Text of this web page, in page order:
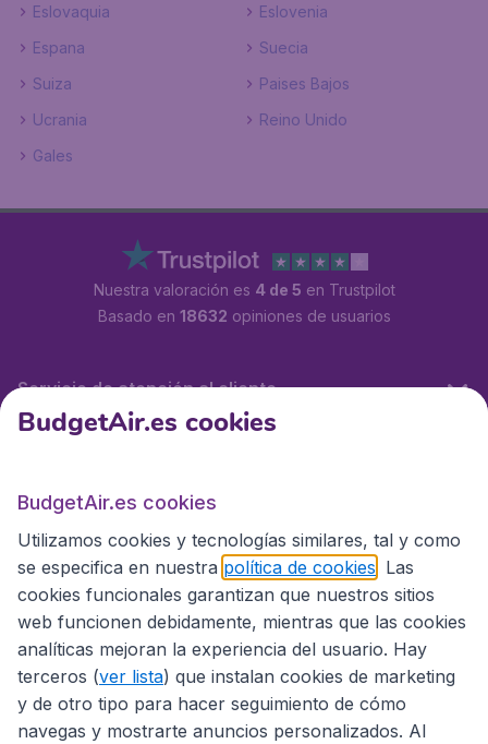
Eslovaquia
Eslovenia
Espana
Suecia
Suiza
Paises Bajos
Ucrania
Reino Unido
Gales
Nuestra valoración es 4 de 5 en Trustpilot
Basado en 18632 opiniones de usuarios
Servicio de atención al cliente
Sitios internacionales
BudgetAir.es cookies
BudgetAir.es cookies
Utilizamos cookies y tecnologías similares, tal y como
se especifica en nuestra política de cookies . Las
cookies funcionales garantizan que nuestros sitios
web funcionen debidamente, mientras que las cookies
analíticas mejoran la experiencia del usuario. Hay
terceros (ver lista) que instalan cookies de marketing
y de otro tipo para hacer seguimiento de cómo
navegas y mostrarte anuncios personalizados. Al